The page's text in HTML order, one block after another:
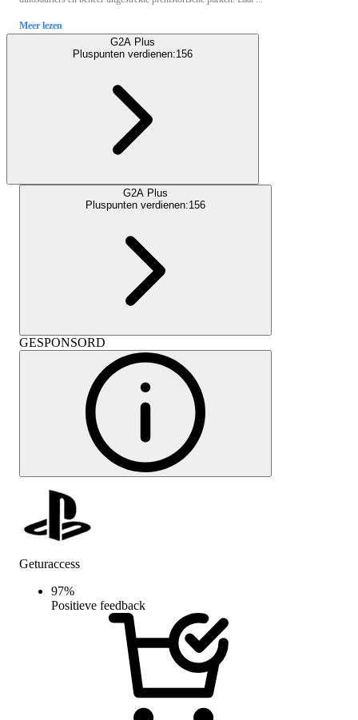
Meer lezen
G2A Plus
Pluspunten verdienen:156
G2A Plus
Pluspunten verdienen:156
GESPONSORD
Geturaccess
97%
Positieve feedback